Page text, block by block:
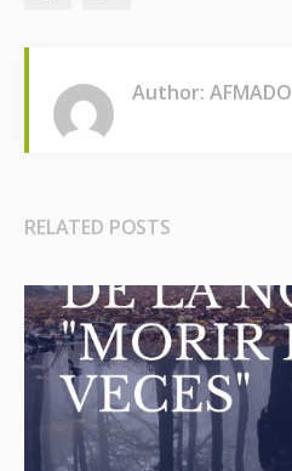
Author: AFMADO
RELATED POSTS